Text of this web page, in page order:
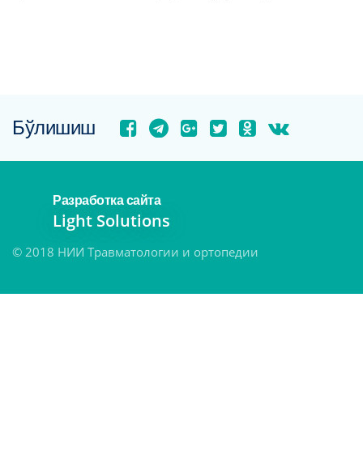
Бўлишиш
© 2018 НИИ Травматологии и ортопедии
Разработка сайта
Light Solutions